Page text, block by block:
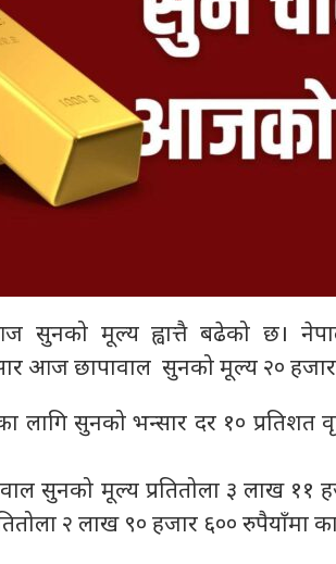
सुनको मूल्य ह्वात्तै बढेको छ।
आज छापावाल सुनको मूल्य २० हजार
लागि सुनको भन्सार दर १० प्रतिशत
सुनको मूल्य प्रतितोला ३ लाख ११
२ लाख ९० हजार ६०० रुपैयाँमा